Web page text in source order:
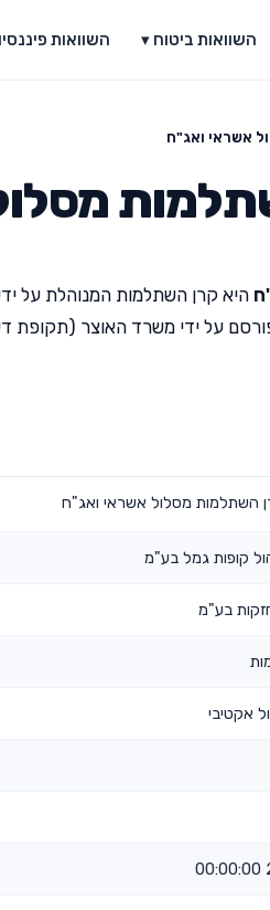
השוואות ביטוח ▾ השוואות
אשראי ואג"ח
היא קרן השתלמות המנוהלת על
ידי משרד האוצר (תקופת דיווח 04/
השתלמות מסלול אשראי ואג"ח
קופות גמל בע"מ
בע"מ
אקטיבי